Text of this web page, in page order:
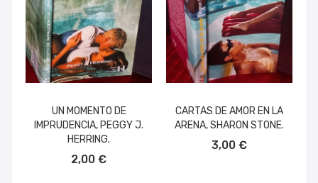
UN MOMENTO DE
IMPRUDENCIA, PEGGY J.
HERRING.
2,00 €
CARTAS DE AMOR EN LA
ARENA, SHARON STONE.
3,00 €